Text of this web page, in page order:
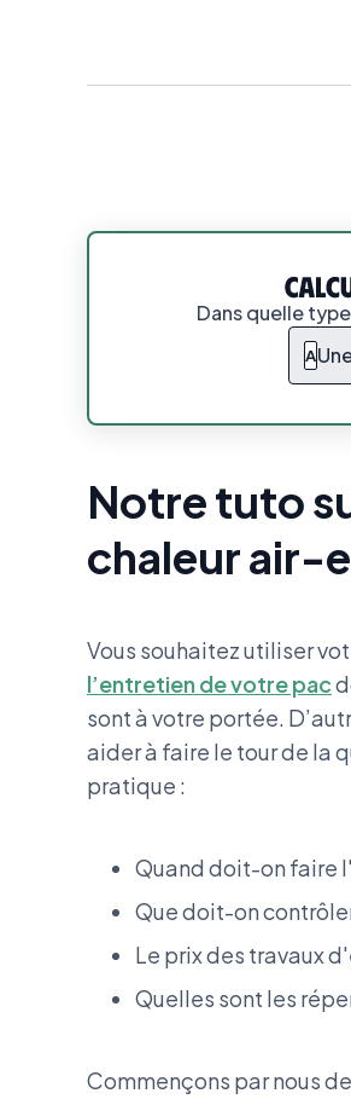
Dans quelle
A
Notre tuto
chaleur air-
Vous souhaitez utiliser
l’entretien de votre pac
sont à votre portée.
aider à faire le tour de la
pratique :
Quand doit-on faire
Que doit-on
Le prix des travaux
Quelles sont les
Commençons par nous